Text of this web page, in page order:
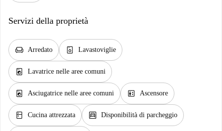
Servizi della proprietà
chair Arredato dishwasher_gen Lavastoviglie
local_laundry_service Lavatrice nelle aree comuni
local_laundry_service Asciugatrice nelle aree comuni elevator Ascensore
kitchen Cucina attrezzata garage Disponibilità di parcheggio